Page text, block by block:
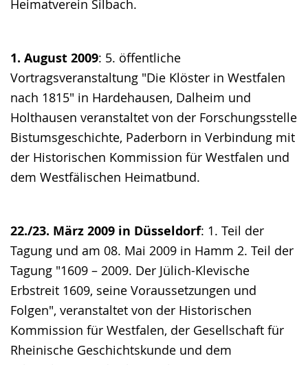
Heimatverein Silbach.
1. August 2009: 5. öffentliche
Vortragsveranstaltung "Die Klöster in Westfalen
nach 1815" in Hardehausen, Dalheim und
Holthausen veranstaltet von der Forschungsstelle
Bistumsgeschichte, Paderborn in Verbindung mit
der Historischen Kommission für Westfalen und
dem Westfälischen Heimatbund.
22./23. März 2009 in Düsseldorf: 1. Teil der
Tagung und am 08. Mai 2009 in Hamm 2. Teil der
Tagung "1609 – 2009. Der Jülich-Klevische
Erbstreit 1609, seine Voraussetzungen und
Folgen", veranstaltet von der Historischen
Kommission für Westfalen, der Gesellschaft für
Rheinische Geschichtskunde und dem